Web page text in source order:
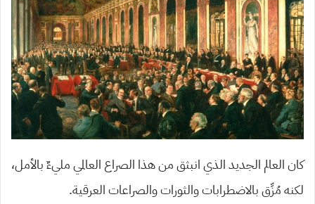
كان العالم الجديد الذي انبثق من هذا الصراع العالمي مليءٌ بالأمل،
لكنه مُزِّق بالاضطرابات والثورات والصراعات العرقية.